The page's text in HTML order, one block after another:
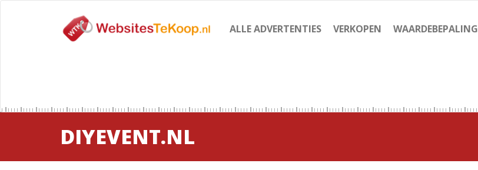
ALLE ADVERTENTIES VERKOPEN WAARDEBEPALING
DIYEVENT.NL